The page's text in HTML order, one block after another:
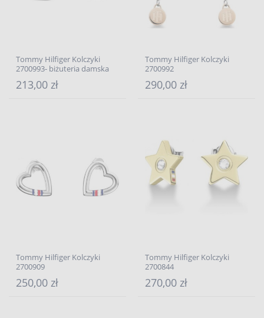
Tommy Hilfiger Kolczyki
2700993- biżuteria damska
213,00 zł
Tommy Hilfiger Kolczyki
2700992
290,00 zł
Tommy Hilfiger Kolczyki
2700909
250,00 zł
Tommy Hilfiger Kolczyki
2700844
270,00 zł